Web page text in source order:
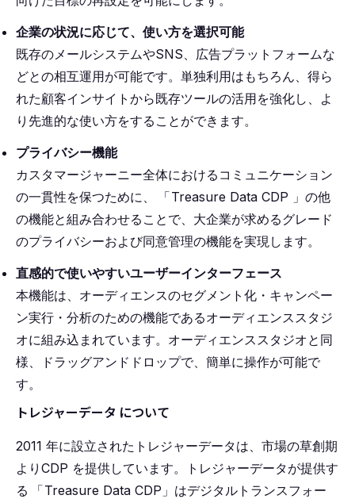
企業の状況に応じて、使い方を選択可能
既存のメールシステムやSNS、広告プラットフォームな
どとの相互運用が可能です。単独利用はもちろん、得ら
れた顧客インサイトから既存ツールの活用を強化し、よ
り先進的な使い方をすることができます。
プライバシー機能
カスタマージャーニー全体におけるコミュニケーション
の一貫性を保つために、
「Treasure Data CDP 」の他
の機能と組み合わせることで、大企業が求めるグレード
のプライバシーおよび同意管理の機能を実現します。
直感的で使いやすいユーザーインターフェース
本機能は、オーディエンスのセグメント化・キャンペー
ン実行・分析のための機能であるオーディエンススタジ
オに組み込まれています。オーディエンススタジオと同
様、ドラッグアンドドロップで、簡単に操作が可能で
す。
トレジャーデータ について
2011 年に設⽴されたトレジャーデータは、市場の草創期
よりCDP を提供しています。トレジャーデータが提供す
る
「Treasure Data CDP」はデジタルトランスフォー